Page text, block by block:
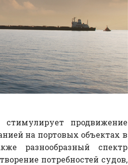
продвижение
на портовых объектах в
разнообразный спектр
потребностей судов,